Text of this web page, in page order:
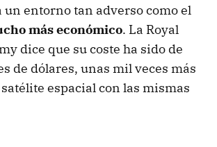
un entorno tan adverso como el
más económico. La Royal
dice que su coste ha sido de
de dólares, unas mil veces más
espacial con las mismas